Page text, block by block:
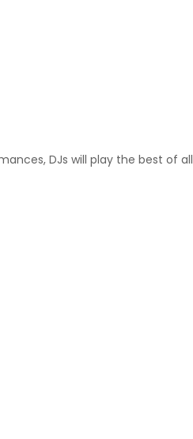
DJs will play the best of all